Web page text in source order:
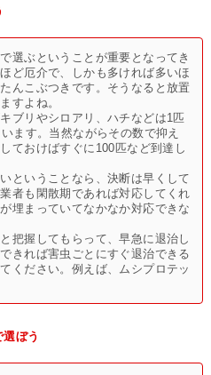
選ぶということが重要となってき
ど厄介で、しかも多ければ多いほ
んこぶつきです。そうなると放置
すよね。
ブリやシロアリ、ハチなどは1匹
ます。当然ながらその数で抑え
ておけばすぐに100匹など到達し
ということなら、決断は早くして
者も閑散期であれば対応してくれ
埋まっていてなかなか対応できな
把握してもらって、早急に退治し
きれば害虫ごとにすぐ退治できる
ください。例えば、ムシプロテッ
ぼう